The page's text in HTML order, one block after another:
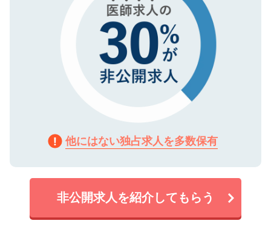
他にはない独占求人を多数保有
非公開求人を紹介してもらう